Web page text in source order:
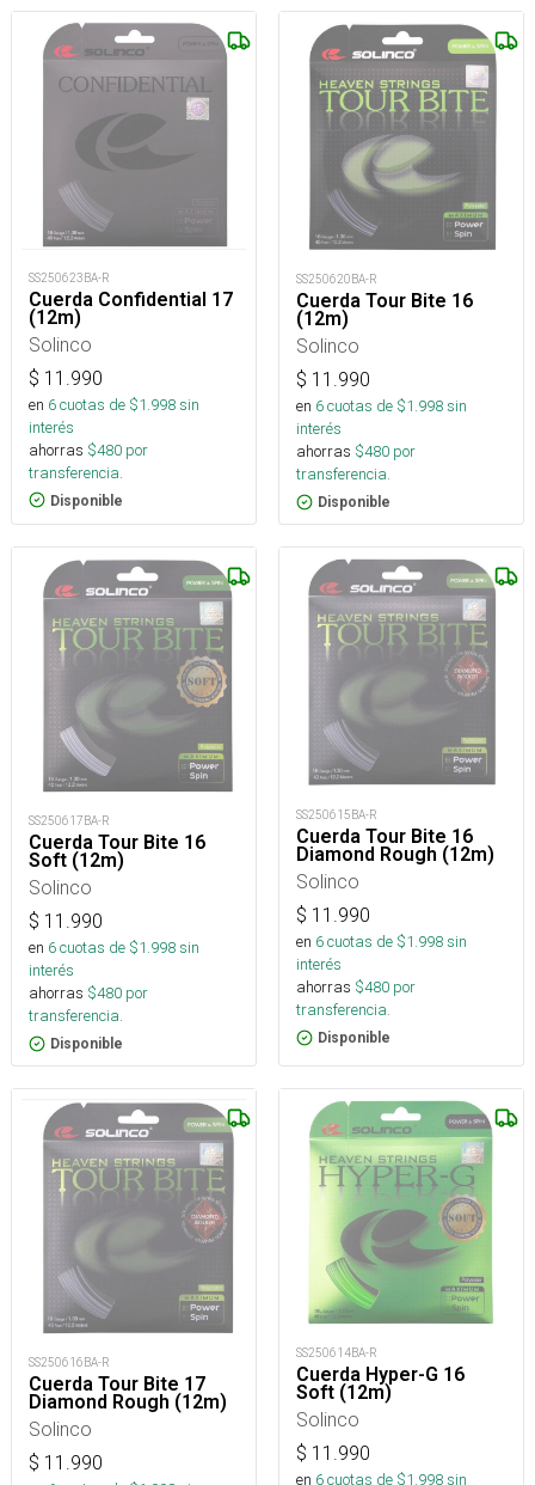
SS250623BA-R
Cuerda Confidential 17
(12m)
Solinco
$ 11.990
en 6cuotas de $1.998sin
interés
ahorras $480 por
transferencia.
Disponible
SS250620BA-R
Cuerda Tour Bite 16
(12m)
Solinco
$ 11.990
en 6cuotas de $1.998sin
interés
ahorras $480 por
transferencia.
Disponible
SS250617BA-R
Cuerda Tour Bite 16
Soft (12m)
Solinco
$ 11.990
en 6cuotas de $1.998sin
interés
ahorras $480 por
transferencia.
Disponible
SS250615BA-R
Cuerda Tour Bite 16
Diamond Rough (12m)
Solinco
$ 11.990
en 6cuotas de $1.998sin
interés
ahorras $480 por
transferencia.
Disponible
SS250616BA-R
Cuerda Tour Bite 17
Diamond Rough (12m)
Solinco
$ 11.990
SS250614BA-R
Cuerda Hyper-G 16
Soft (12m)
Solinco
$ 11.990
en 6cuotas de $1.998sin